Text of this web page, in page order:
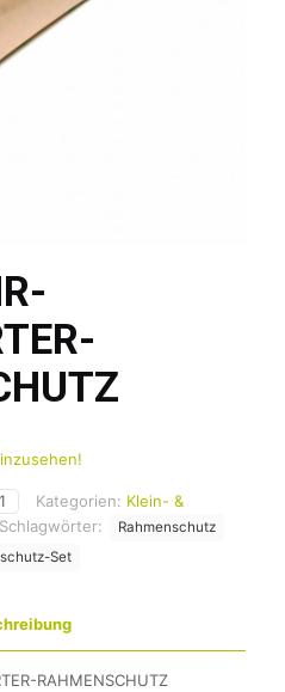
Kategorien: Klein- &
Schlagwörter:
Rahmenschutz
Set
RAHMENSCHUTZ